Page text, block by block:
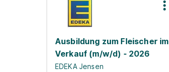
Ausbildung zum Fleischer im
Verkauf (m/w/d) - 2026
EDEKA Jensen